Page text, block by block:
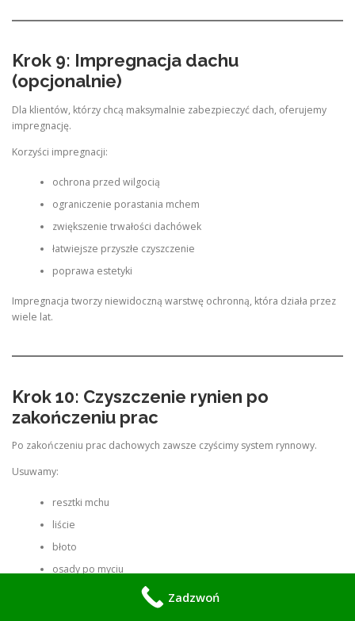
Krok 9: Impregnacja dachu
(opcjonalnie)
Dla klientów, którzy chcą maksymalnie zabezpieczyć dach, oferujemy
impregnację.
Korzyści impregnacji:
ochrona przed wilgocią
ograniczenie porastania mchem
zwiększenie trwałości dachówek
łatwiejsze przyszłe czyszczenie
poprawa estetyki
Impregnacja tworzy niewidoczną warstwę ochronną, która działa przez
wiele lat.
Krok 10: Czyszczenie rynien po
zakończeniu prac
Po zakończeniu prac dachowych zawsze czyścimy system rynnowy.
Usuwamy:
resztki mchu
liście
błoto
osady po myciu
Dzięki temu zapewniamy pełną drożność systemu odprowadzania
Zadzwoń